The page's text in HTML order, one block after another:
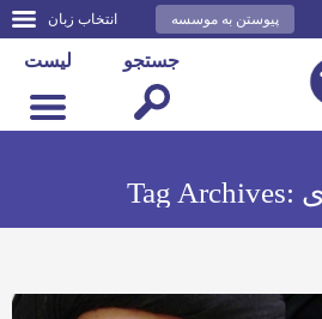
انتخاب زبان پیوستن به موسسه
لیست جستجو
Tag Archives: